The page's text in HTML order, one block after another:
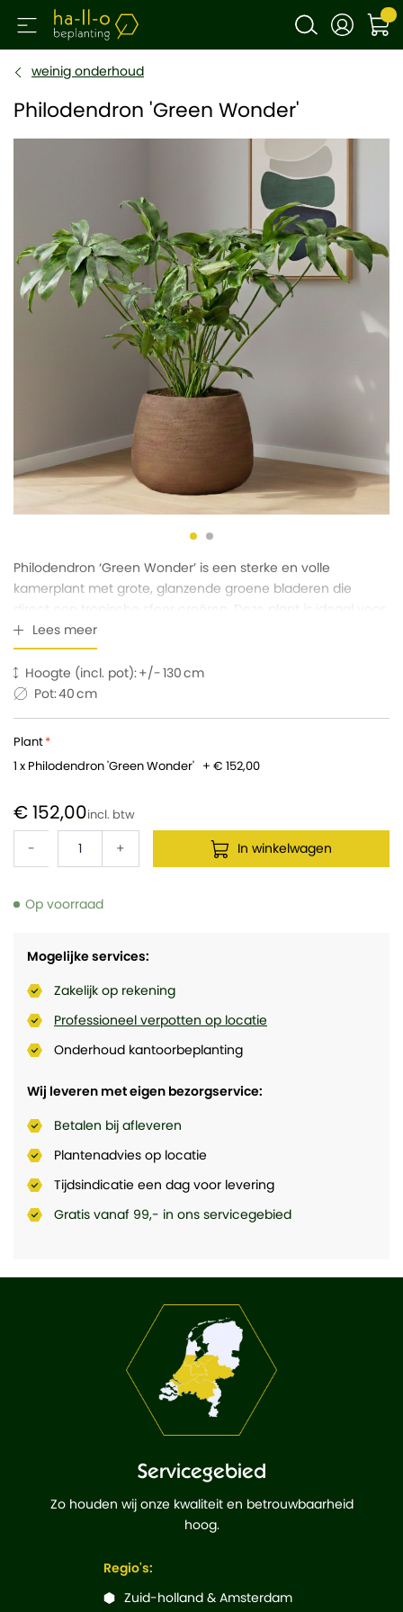
weinig onderhoud
Philodendron 'Green Wonder'
Hoogte (incl. pot):
130
Pot:40
Mogelijke services:
Zakelijk op rekening
Professioneel verpotten op locatie
Onderhoud kantoorbeplanting
Wij leveren met eigen bezorgservice:
Betalen bij afleveren
Plantenadvies op locatie
Tijdsindicatie een dag voor levering
Gratis vanaf 99,- in ons servicegebied
Philodendron ‘Green Wonder’ is een sterke en volle
kamerplant met grote, glanzende groene bladeren die
direct een tropische sfeer creëren. Deze plant is ideaal voor
kantoorbeplanting en past ook prachtig in de woonkamer.
Hij heeft makkelijke verzorging, groeit goed bij indirect licht
en zorgt voor een fris en levendig interieur.
Lees meer
Op voorraad
Plant
1 x Philodendron 'Green Wonder' + € 152,00
€ 152,00
- + In winkelwagen
Servicegebied
Zo houden wij onze kwaliteit en betrouwbaarheid
hoog.
Regio's:
Zuid-holland & Amsterdam